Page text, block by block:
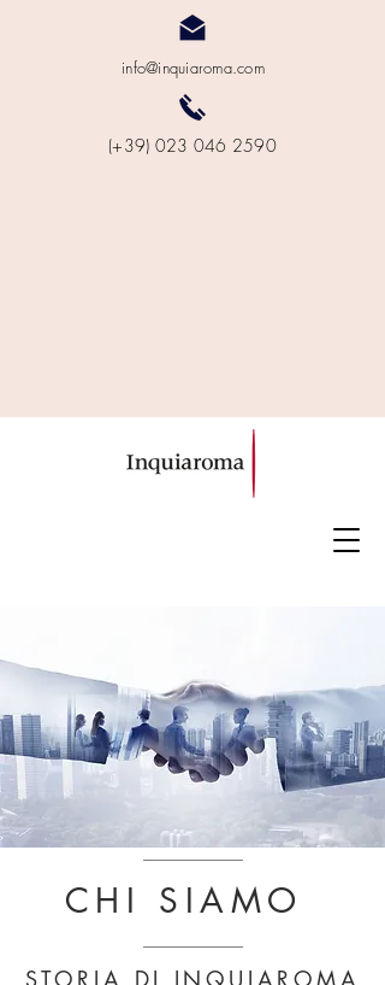
info@inquiaroma.com
(+39) 023 046 2590
CHI SIAMO
STORIA DI INQUIAROMA